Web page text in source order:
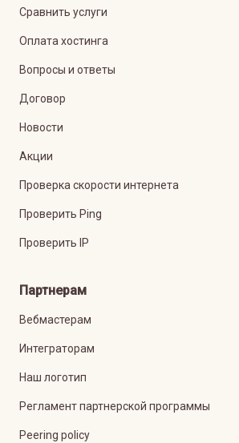
Сравнить услуги
Оплата хостинга
Вопросы и ответы
Договор
Новости
Акции
Проверка скорости интернета
Проверить Ping
Проверить IP
Партнерам
Вебмастерам
Интеграторам
Наш логотип
Регламент партнерской программы
Peering policy